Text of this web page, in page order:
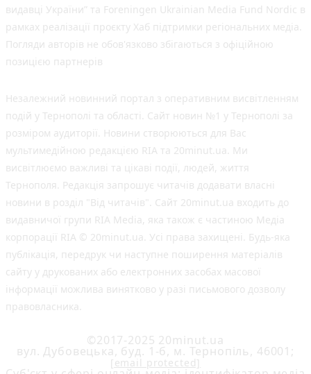
видавці України” та Foreningen Ukrainian Media Fund Nordic в
рамках реалізації проєкту Хаб підтримки регіональних медіа.
Погляди авторів не обов'язково збігаються з офіційною
позицією партнерів
Незалежний новинний портал з оперативним висвітленням
подій у Тернополі та області. Сайт новин №1 у Тернополі за
розміром аудиторії. Новини створюються для Вас
мультимедійною редакцією RIA та 20minut.ua. Ми
висвітлюємо важливі та цікаві події, людей, життя
Тернополя. Редакція запрошує читачів додавати власні
новини в розділ "Від читачів". Сайт 20minut.ua входить до
видавничої групи RIA Media, яка також є частиною Медіа
корпорації RIA © 20minut.ua. Усі права захищені. Будь-яка
публiкацiя, передрук чи наступне поширення матеріалів
сайту у друкованих або електронних засобах масової
інформації можлива винятково у разі письмового дозволу
правовласника.
©2017-2025 20minut.ua
вул. Дубовецька, буд. 1-б, м. Тернопіль, 46001;
[email protected]